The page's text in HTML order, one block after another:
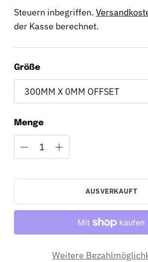
Steuern inbegriffen.
der Kasse berechnet.
Größe
Menge
AUSVERKAUFT
Weitere